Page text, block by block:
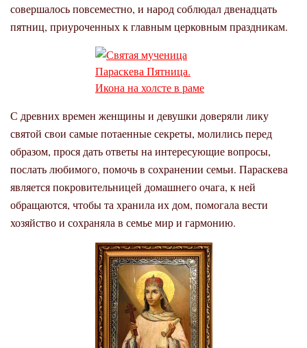
совершалось повсеместно, и народ соблюдал двенадцать
пятниц, приуроченных к главным церковным праздникам.
С древних времен женщины и девушки доверяли лику
святой свои самые потаенные секреты, молились перед
образом, прося дать ответы на интересующие вопросы,
послать любимого, помочь в сохранении семьи. Параскева
является покровительницей домашнего очага, к ней
обращаются, чтобы та хранила их дом, помогала вести
хозяйство и сохраняла в семье мир и гармонию.